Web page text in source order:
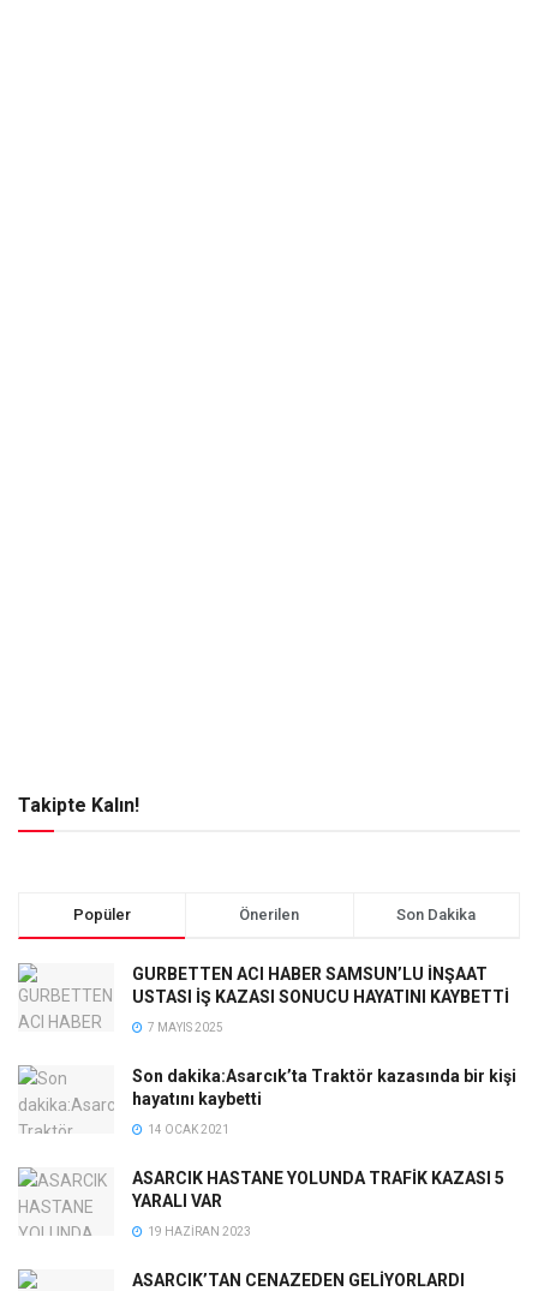
Takipte Kalın!
Popüler Önerilen Son Dakika
GURBETTEN ACI HABER SAMSUN’LU İNŞAAT
USTASI İŞ KAZASI SONUCU HAYATINI KAYBETTİ
7 MAYIS 2025
Son dakika:Asarcık’ta Traktör kazasında bir kişi
hayatını kaybetti
14 OCAK 2021
ASARCIK HASTANE YOLUNDA TRAFİK KAZASI 5
YARALI VAR
19 HAZIRAN 2023
ASARCIK’TAN CENAZEDEN GELİYORLARDI